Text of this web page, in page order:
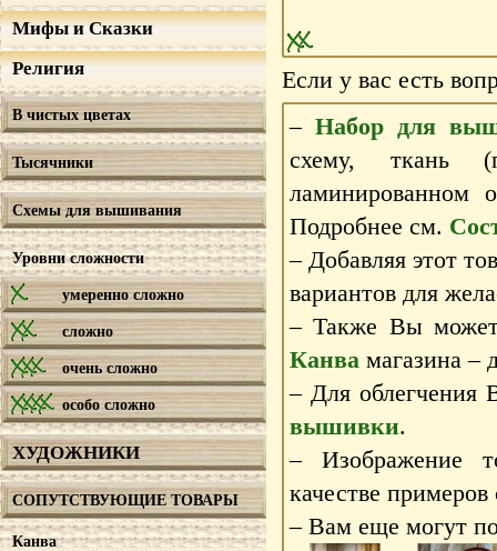
Мифы и Сказки
Религия
В чистых цветах
Тысячники
Схемы для вышивания
Уровни сложности
умеренно сложно
сложно
очень сложно
особо сложно
ХУДОЖНИКИ
СОПУТСТВУЮЩИЕ ТОВАРЫ
Канва
Если у вас есть
–Набор для
схему, ткань
ламинированном
Подробнее см.
– Добавляя этот
вариантов для
– Также Вы
Канва магазина –
– Для облегчения
вышивки.
– Изображение
качестве
– Вам еще могут